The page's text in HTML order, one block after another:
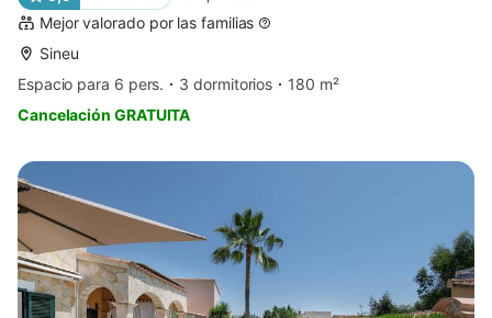
Mejor valorado por las familias
Sineu
Espacio para 6 pers.
3 dormitorios
180 m²
Cancelación GRATUITA